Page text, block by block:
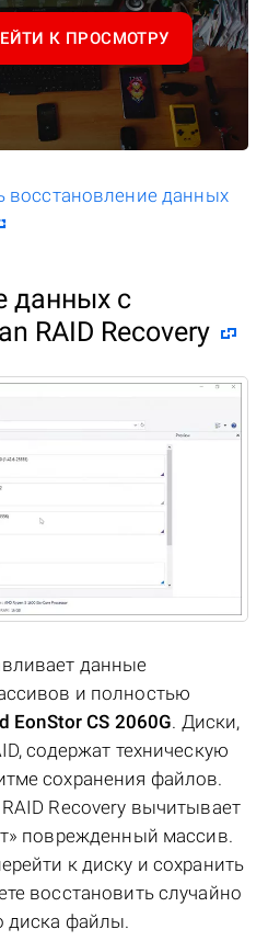
К ПРОСМОТРУ
восстановление данных
данных с
RAID Recovery
данные
и полностью
EonStor CS 2060G. Диски,
содержат техническую
сохранения файлов.
Recovery вычитывает
поврежденный массив.
к диску и сохранить
восстановить случайно
диска файлы.